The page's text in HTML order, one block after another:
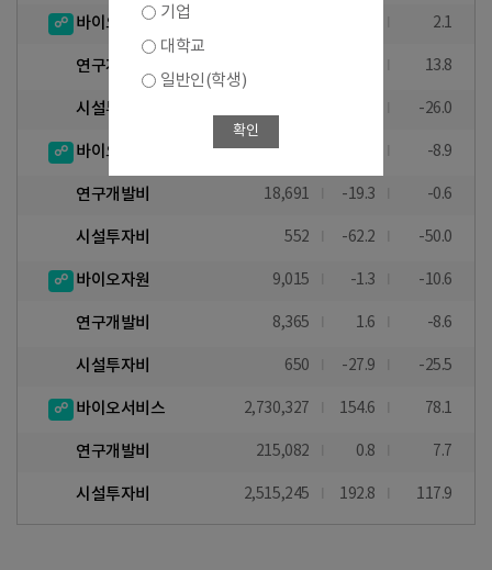
바이오의료기기 2.1
연구개발비 13.8
시설투자비 -26.0
바이오장비 및 기기 19,243 -8.9
연구개발비 18,691 -19.3 -0.6
시설투자비 552 -62.2 -50.0
바이오자원 9,015 -1.3 -10.6
연구개발비 8,365 1.6 -8.6
시설투자비 650 -27.9 -25.5
바이오서비스 2,730,327 154.6 78.1
연구개발비 215,082 0.8 7.7
시설투자비 2,515,245 192.8 117.9
기업
대학교
일반인(학생)
확인